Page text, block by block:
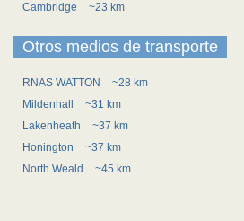
Cambridge
~23 km
Otros medios de transporte
RNAS WATTON
~28 km
Mildenhall
~31 km
Lakenheath
~37 km
Honington
~37 km
North Weald
~45 km